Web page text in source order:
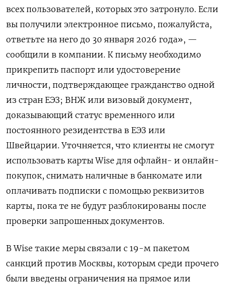
всех пользователей, которых это затронуло. Если
вы получили электронное письмо, пожалуйста,
ответьте на него до 30 января 2026 года», —
сообщили в компании. К письму необходимо
прикрепить паспорт или удостоверение
личности, подтверждающее гражданство одной
из стран ЕЭЗ; ВНЖ или визовый документ,
доказывающий статус временного или
постоянного резидентства в ЕЭЗ или
Швейцарии. Уточняется, что клиенты не смогут
использовать карты Wise для офлайн- и онлайн-
покупок, снимать наличные в банкомате или
оплачивать подписки с помощью реквизитов
карты, пока те не будут разблокированы после
проверки запрошенных документов.
В Wise такие меры связали с 19-м пакетом
санкций против Москвы, которым среди прочего
были введены ограничения на прямое или